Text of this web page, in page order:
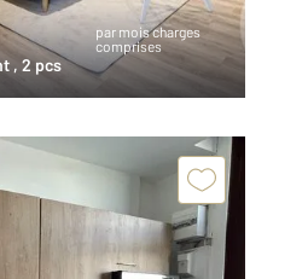
par mois charges
comprises
, 2 pcs